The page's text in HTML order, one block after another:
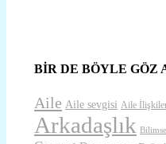
BİR DE BÖYLE GÖZ
Aile Aile sevgisi Aile
Arkadaşlık